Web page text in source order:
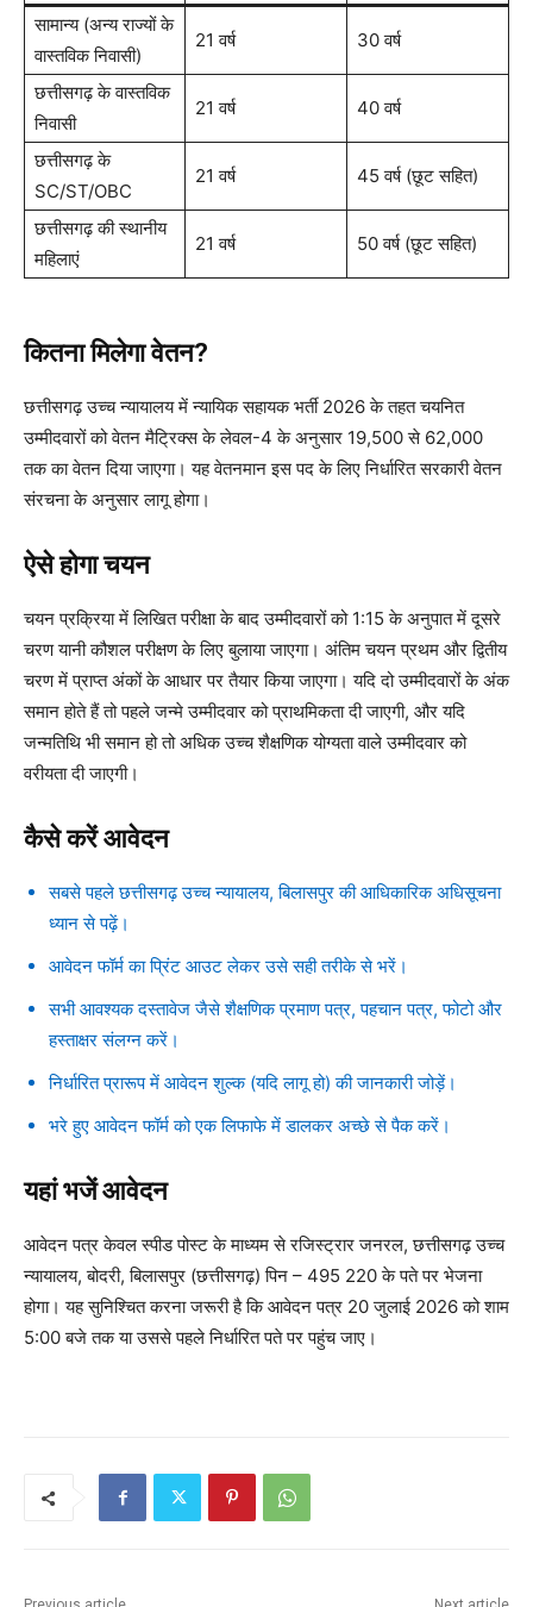
सामान्य (अन्य राज्यों के
वास्तविक निवासी)
21 वर्ष 30 वर्ष
छत्तीसगढ़ के वास्तविक
निवासी
21 वर्ष 40 वर्ष
छत्तीसगढ़ के
SC/ST/OBC
21 वर्ष 45 वर्ष (छूट सहित)
छत्तीसगढ़ की स्थानीय
महिलाएं
21 वर्ष 50 वर्ष (छूट सहित)
कितना मिलेगा वेतन?
छत्तीसगढ़ उच्च न्यायालय में न्यायिक सहायक भर्ती 2026 के तहत चयनित
उम्मीदवारों को वेतन मैट्रिक्स के लेवल-4 के अनुसार 19,500 से 62,000
तक का वेतन दिया जाएगा। यह वेतनमान इस पद के लिए निर्धारित सरकारी वेतन
संरचना के अनुसार लागू होगा।
ऐसे होगा चयन
चयन प्रक्रिया में लिखित परीक्षा के बाद उम्मीदवारों को 1:15 के अनुपात में दूसरे
चरण यानी कौशल परीक्षण के लिए बुलाया जाएगा। अंतिम चयन प्रथम और द्वितीय
चरण में प्राप्त अंकों के आधार पर तैयार किया जाएगा। यदि दो उम्मीदवारों के अंक
समान होते हैं तो पहले जन्मे उम्मीदवार को प्राथमिकता दी जाएगी, और यदि
जन्मतिथि भी समान हो तो अधिक उच्च शैक्षणिक योग्यता वाले उम्मीदवार को
वरीयता दी जाएगी।
कैसे करें आवेदन
सबसे पहले छत्तीसगढ़ उच्च न्यायालय, बिलासपुर की आधिकारिक अधिसूचना
ध्यान से पढ़ें।
आवेदन फॉर्म का प्रिंट आउट लेकर उसे सही तरीके से भरें।
सभी आवश्यक दस्तावेज जैसे शैक्षणिक प्रमाण पत्र, पहचान पत्र, फोटो और
हस्ताक्षर संलग्न करें।
निर्धारित प्रारूप में आवेदन शुल्क (यदि लागू हो) की जानकारी जोड़ें।
भरे हुए आवेदन फॉर्म को एक लिफाफे में डालकर अच्छे से पैक करें।
यहां भजें आवेदन
आवेदन पत्र केवल स्पीड पोस्ट के माध्यम से रजिस्ट्रार जनरल, छत्तीसगढ़ उच्च
न्यायालय, बोदरी, बिलासपुर (छत्तीसगढ़) पिन – 495 220 के पते पर भेजना
होगा। यह सुनिश्चित करना जरूरी है कि आवेदन पत्र 20 जुलाई 2026 को शाम
5:00 बजे तक या उससे पहले निर्धारित पते पर पहुंच जाए।